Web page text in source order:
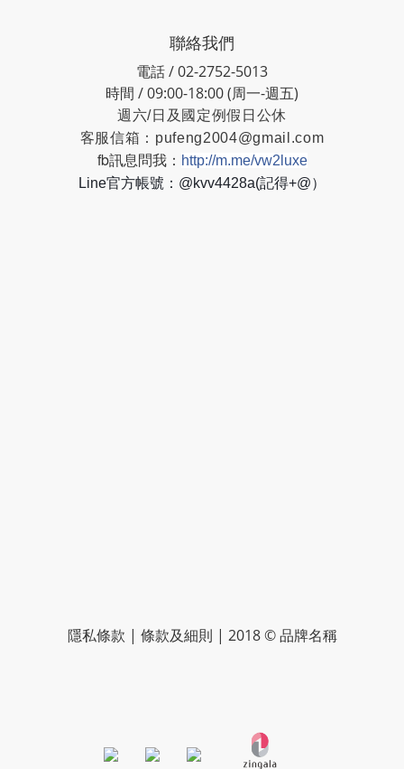
聯絡我們
電話 / 02-2752-5013
時間 / 09:00-18:00 (周一-週五)
週六/日及國定例假日公休
客服信箱： pufeng2004@gmail.com
fb訊息問我： http://m.me/vw2luxe
Line官方帳號：@kvv4428a(記得+@）
隱私條款 | 條款及細則 | 2018 © 品牌名稱